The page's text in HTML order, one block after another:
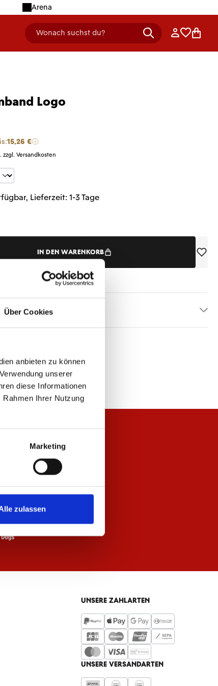
Über Cookies
anbieten zu können
unserer
diese Informationen
Ihrer Nutzung
Marketing
zulassen
Arena
Wonach suchst du?
header.searchDescription Anmelden
Logo
15,26 €
zzgl. Versandkosten
Gib den gewünschten Wert
Lieferzeit: 1-3 Tage
IN DEN WARENKORB
UNSERE ZAHLARTEN
UNSERE VERSANDARTEN